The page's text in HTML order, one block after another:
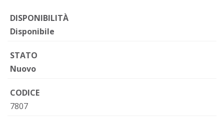
DISPONIBILITÀ
Disponibile
STATO
Nuovo
CODICE
7807